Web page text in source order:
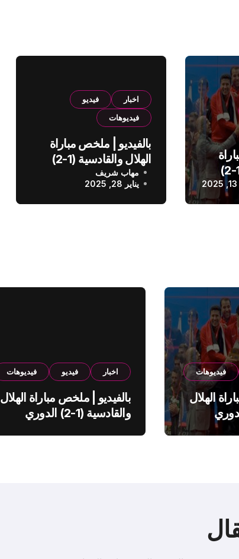
الهلال والقادسية (1-2)
اخبار
فيديو
فيديوهات
بالفيديو | ملخص مباراة
الهلال والقادسية (1-2)
الدوري السعودي
مهاب شريف
يناير 28, 2025
فيديوهات
الهلال
(1-2) الدوري
اخبار فيديو فيديوهات
بالفيديو | ملخص مباراة الهلال
والقادسية (1-2) الدوري